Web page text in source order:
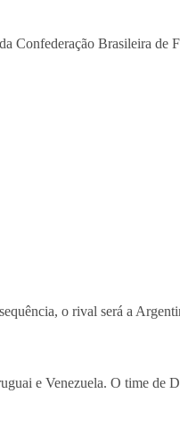
Confederação Brasileira
o rival será a
e Venezuela. O time